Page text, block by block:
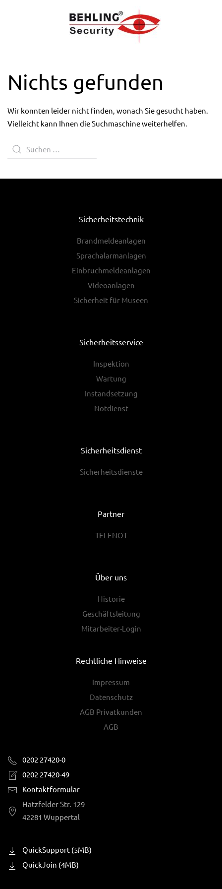
Nichts gefunden
Wir konnten leider nicht finden, wonach Sie gesucht haben.
Vielleicht kann Ihnen die Suchmaschine weiterhelfen.
Sicherheitstechnik
Brandmeldeanlagen
Sprachalarmanlagen
Einbruchmeldeanlagen
Videoanlagen
Sicherheit für Museen
Sicherheitsservice
Inspektion
Wartung
Instandsetzung
Notdienst
Sicherheitsdienst
Sicherheitsdienste
Partner
TELENOT
Über uns
Historie
Geschäftsleitung
Mitarbeiter-Login
Rechtliche Hinweise
Impressum
Datenschutz
AGB Privatkunden
AGB
0202 27420-0
0202 27420-49
Kontaktformular
Hatzfelder Str. 129
42281 Wuppertal
QuickSupport (5MB)
QuickJoin (4MB)